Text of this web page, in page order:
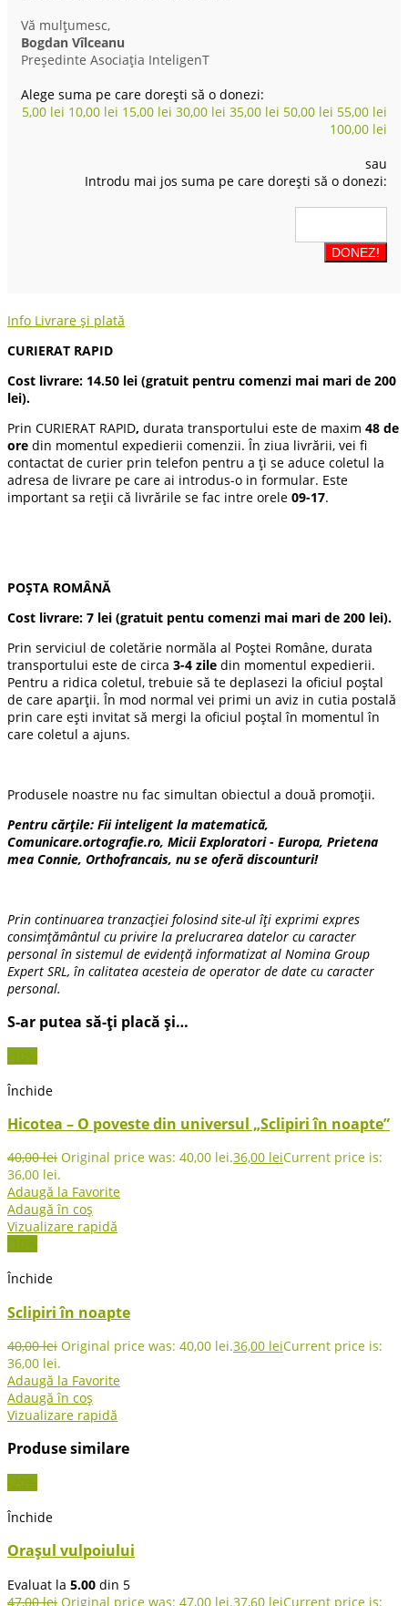
Vă mulțumesc,
Bogdan Vîlceanu
Președinte Asociația InteligenT
Alege suma pe care dorești să o donezi:
5,00 lei 10,00 lei 15,00 lei 30,00 lei 35,00 lei 50,00 lei 55,00 lei
100,00 lei
sau
Introdu mai jos suma pe care dorești să o donezi:
Info Livrare și plată
CURIERAT RAPID
Cost livrare: 14.50 lei (gratuit pentru comenzi mai mari de 200
lei).
Prin CURIERAT RAPID, durata transportului este de maxim 48 de
ore din momentul expedierii comenzii. În ziua livrării, vei fi
contactat de curier prin telefon pentru a ți se aduce coletul la
adresa de livrare pe care ai introdus-o in formular. Este
important sa reții că livrările se fac intre orele 09-17.
POȘTA ROMÂNĂ
Cost livrare: 7 lei (gratuit pentu comenzi mai mari de 200 lei).
Prin serviciul de coletărie normăla al Poștei Române, durata
transportului este de circa 3-4 zile din momentul expedierii.
Pentru a ridica coletul, trebuie să te deplasezi la oficiul poștal
de care aparții. În mod normal vei primi un aviz in cutia postală
prin care ești invitat să mergi la oficiul poștal în momentul în
care coletul a ajuns.
Produsele noastre nu fac simultan obiectul a două promoții.
Pentru cărțile: Fii inteligent la matematică,
Comunicare.ortografie.ro, Micii Exploratori - Europa, Prietena
mea Connie, Orthofrancais, nu se oferă discounturi!
Prin continuarea tranzacției folosind site-ul îți exprimi expres
consimțământul cu privire la prelucrarea datelor cu caracter
personal în sistemul de evidență informatizat al Nomina Group
Expert SRL, în calitatea acesteia de operator de date cu caracter
personal.
S-ar putea să-ți placă și…
-10%
Închide
Hicotea – O poveste din universul „Sclipiri în noapte”
40,00lei Original price was: 40,00 lei.36,00 leiCurrent price is:
36,00 lei.
Adaugă la Favorite
Adaugă în coș
Vizualizare rapidă
-10%
Închide
Sclipiri în noapte
40,00lei Original price was: 40,00 lei.36,00 leiCurrent price is:
36,00 lei.
Adaugă la Favorite
Adaugă în coș
Vizualizare rapidă
Produse similare
-20%
Închide
Orașul vulpoiului
Evaluat la 5.00 din 5
47,00lei Original price was: 47,00 lei.37,60 leiCurrent price is: